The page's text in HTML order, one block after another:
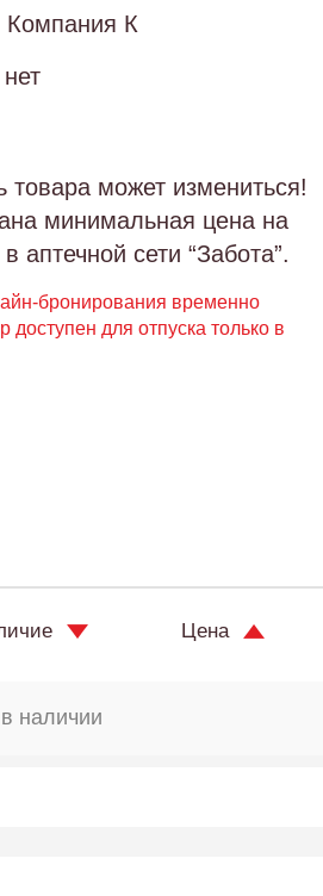
Компания К
товара может измениться!
минимальная цена на
аптечной сети “Забота”.
бронирования временно
доступен для отпуска только в
Цена
наличии